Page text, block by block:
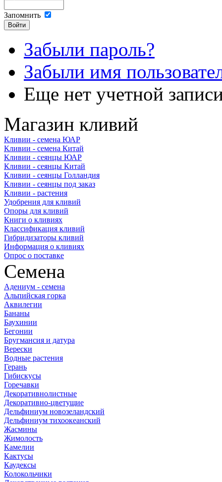
Запомнить
Забыли пароль?
Забыли имя
Еще нет учетной
Магазин кливий
Кливии - семена ЮАР
Кливии - семена Китай
Кливии - сеянцы ЮАР
Кливии - сеянцы Китай
Кливии - сеянцы Голландия
Кливии - сеянцы под заказ
Кливии - растения
Удобрения для кливий
Опоры для кливий
Книги о кливиях
Классификация кливий
Гибридизаторы кливий
Информация о кливиях
Опрос о поставке
Семена
Адениум - семена
Альпийская горка
Аквилегии
Бананы
Баухинии
Бегонии
Бругмансия и датура
Верески
Водные растения
Герань
Гибискусы
Горечавки
Декоративнолистные
Декоративно-цветущие
Дельфиниум новозеландский
Дельфиниум тихоокеанский
Жасмины
Жимолость
Камелии
Кактусы
Каудексы
Колокольчики